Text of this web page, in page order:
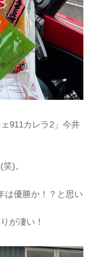
911カレラ2」今井
)。
は優勝か！？と思い
りが凄い！